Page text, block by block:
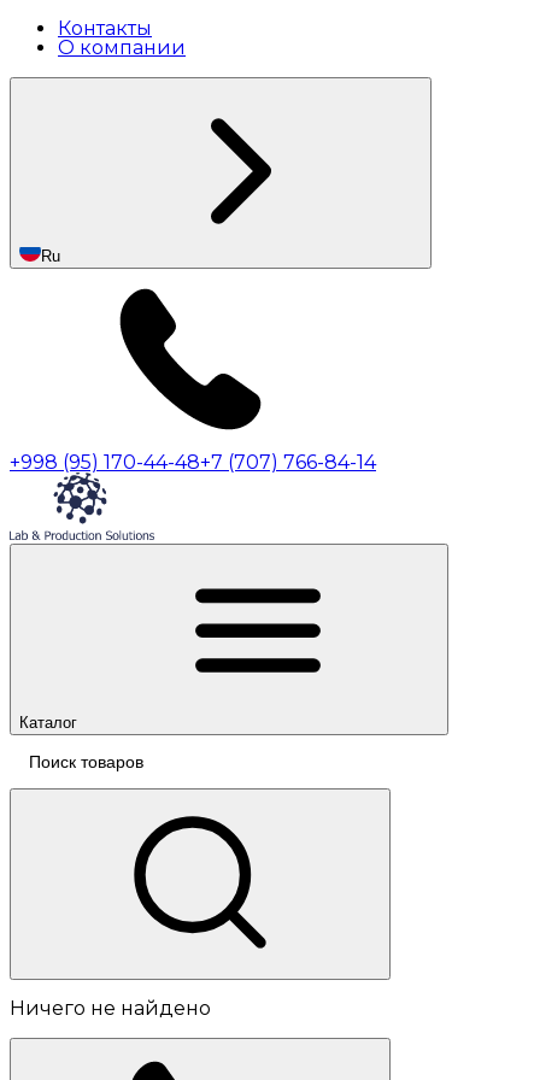
Контакты
О компании
Ru
+998 (95) 170-44-48+7 (707) 766-84-14
Каталог
Ничего не найдено